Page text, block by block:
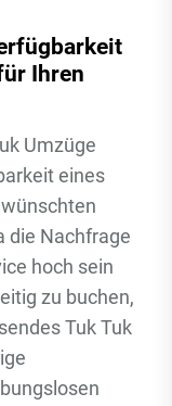
Ihren
Umzüge
eines
die Nachfrage
hoch sein
zu buchen,
Tuk Tuk